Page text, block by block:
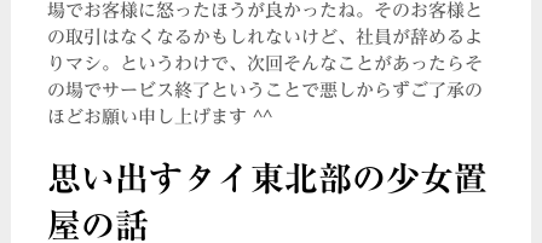
場でお客様に怒ったほうが良かったね。そのお客様と
の取引はなくなるかもしれないけど、社員が辞めるよ
りマシ。というわけで、次回そんなことがあったらそ
の場でサービス終了ということで悪しからずご了承の
ほどお願い申し上げます ^^
思い出すタイ東北部の少女置
屋の話